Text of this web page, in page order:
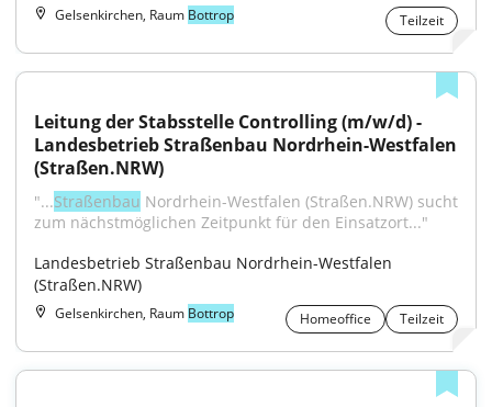
Gelsenkirchen, Raum Bottrop Teilzeit
Leitung der Stabsstelle Controlling (m/w/d) -
Landesbetrieb Straßenbau Nordrhein-Westfalen
(Straßen.NRW)
"...Straßenbau Nordrhein-Westfalen (Straßen.NRW) sucht
zum nächstmöglichen Zeitpunkt für den Einsatzort..."
Landesbetrieb Straßenbau Nordrhein-Westfalen
(Straßen.NRW)
Gelsenkirchen, Raum Bottrop Homeoffice Teilzeit